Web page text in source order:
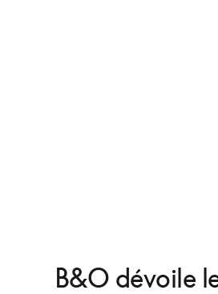
B&O dévoile